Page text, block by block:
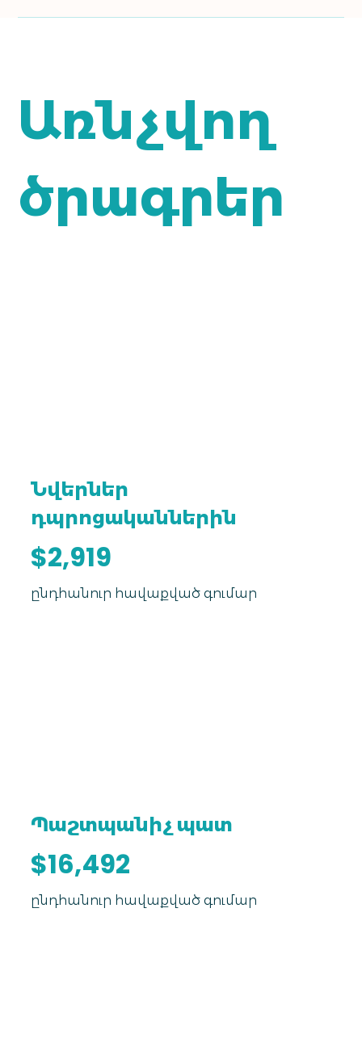
Առնչվող
ծրագրեր
ընդհանուր հավաքված գումար
Նվերներ
դպրոցականներին
$2,919
ընդհանուր հավաքված գումար
Պաշտպանիչ պատ
$16,492